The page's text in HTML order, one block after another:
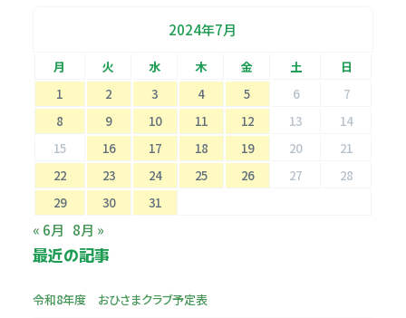
2024年7月
月 火 水 木 金 土
日
1
2 3 4 5 6
7
8
9 10 11 12 13
14
15
16 17 18 19 20
21
22
23 24 25 26 27
28
29
30 31
« 6月 8月 »
最近の記事
令和8年度 おひさまクラブ予定表